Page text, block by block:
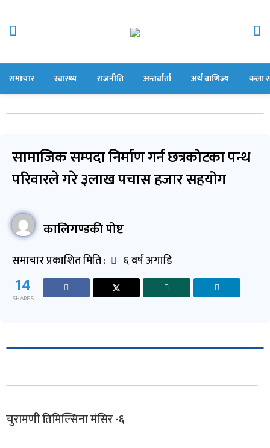
समाचार स्वास्थ्य राजनीति अन्तर्वार्ता अर्थ बाणिज्य कला
सामाजिक सम्पदा निर्माण गर्न छत्रकोटका पन्थ
परिवारले गरे ३लाख पचास हजार सहयोग
कालिगण्डकी पोष्ट
समाचार प्रकाशित मिति : ६ वर्ष अगाडि
14
SHARES
चुरामणी तिमिल्सिना मंसिर -६